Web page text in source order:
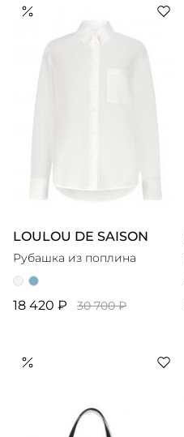
LOULOU DE SAISON
Рубашка из поплина
18 420 ₽ 30 700 ₽